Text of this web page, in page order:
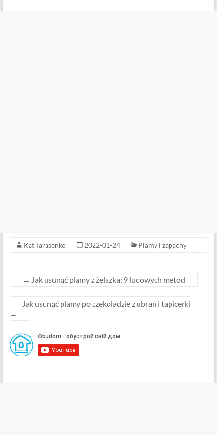
Kat Tarasenko 2022-01-24 Plamy i zapachy
← Jak usunąć plamy z żelazka: 9 ludowych metod
Jak usunąć plamy po czekoladzie z ubrań i tapicerki
→